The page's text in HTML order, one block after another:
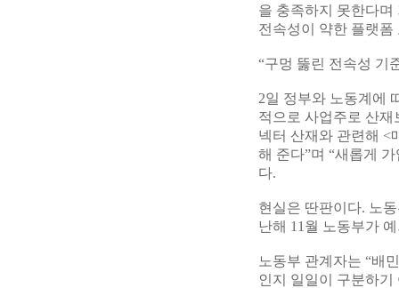
을 충족하지 못한다
전속성이 약한 플랫
“구멍 뚫린 전속성 기
2일 정부와 노동계에
적으로 사업주로 산
넥터 산재와 관련해 <
해 준다”며 “새롭게
다.
현실은 딴판이다. 노
난해 11월 노동부가
노동부 관계자는 “배
인지 일일이 구분하